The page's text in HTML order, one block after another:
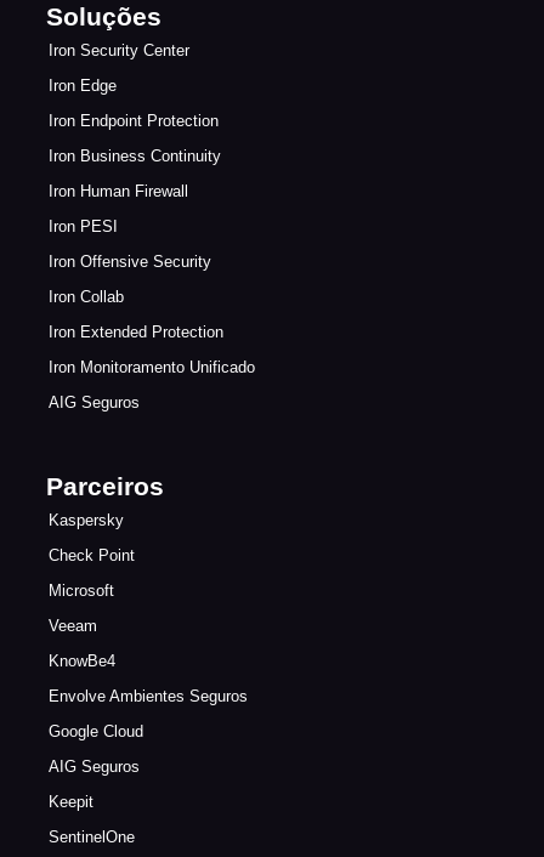
Soluções
Iron Security Center
Iron Edge
Iron Endpoint Protection
Iron Business Continuity
Iron Human Firewall
Iron PESI
Iron Offensive Security
Iron Collab
Iron Extended Protection
Iron Monitoramento Unificado
AIG Seguros
Parceiros
Kaspersky
Check Point
Microsoft
Veeam
KnowBe4
Envolve Ambientes Seguros
Google Cloud
AIG Seguros
Keepit
SentinelOne